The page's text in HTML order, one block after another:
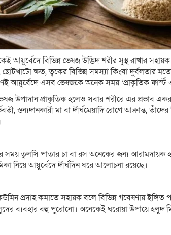
আয়ুর্বেদে বিভিন্ন ভেষজ উদ্ভিদ শরীর সুস্থ রাখার
ক্ষত, ত্বকের বিভিন্ন সমস্যা কিংবা দুর্বলতার
আয়ুর্বেদে এসব ভেষজকে অনেক সময় ‘প্রাকৃতিক ফার্স্ট
উপাদান প্রাকৃতিক হলেও সবার শরীরে এর প্রভাব
স্তন্যদানকারী মা বা দীর্ঘমেয়াদি রোগে আক্রান্ত,
সময় তুলসি পাতার চা বা রস অনেকের জন্য আরামদায়ক
নিয়ে আয়ুর্বেদে দীর্ঘদিন ধরে আলোচনা রয়েছে।
প্রদাহ কমাতে সহায়ক বলে বিভিন্ন গবেষণায় ইঙ্গিত
ব্যবহার বহু পুরোনো। অনেকেই ঘরোয়া উপায়ে হলুদ